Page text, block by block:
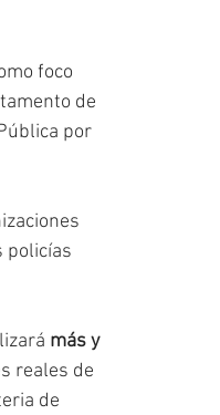
foco
de
por
policías
más y
reales de
de